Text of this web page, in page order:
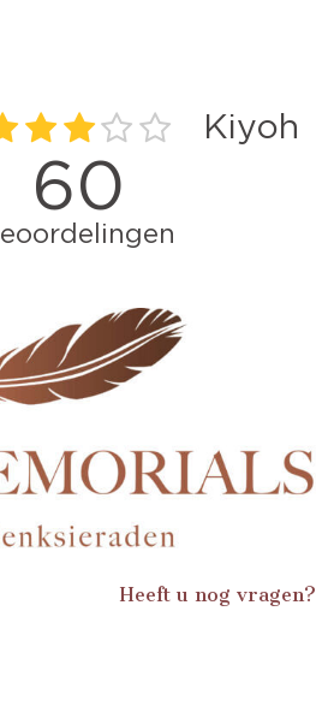
Heeft u nog vragen?